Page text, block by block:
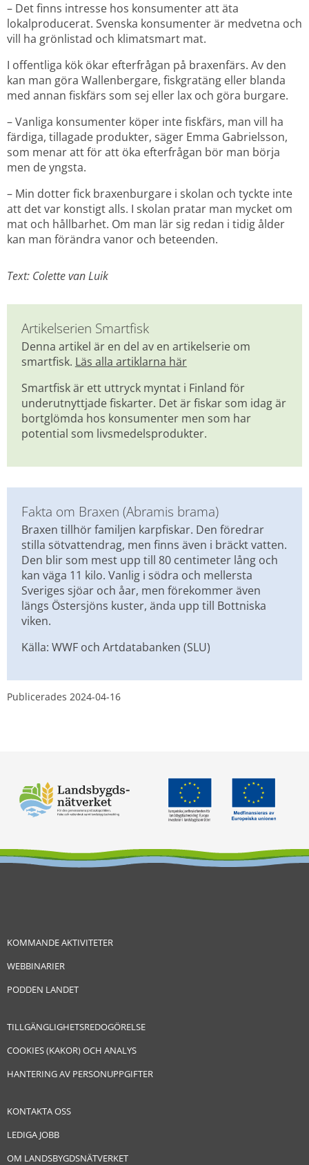
– Det finns intresse hos konsumenter att äta
lokalproducerat. Svenska konsumenter är medvetna och
vill ha grönlistad och klimatsmart mat.
I offentliga kök ökar efterfrågan på braxenfärs. Av den
kan man göra Wallenbergare, fiskgratäng eller blanda
med annan fiskfärs som sej eller lax och göra burgare.
– Vanliga konsumenter köper inte fiskfärs, man vill ha
färdiga, tillagade produkter, säger Emma Gabrielsson,
som menar att för att öka efterfrågan bör man börja
men de yngsta.
– Min dotter fick braxenburgare i skolan och tyckte inte
att det var konstigt alls. I skolan pratar man mycket om
mat och hållbarhet. Om man lär sig redan i tidig ålder
kan man förändra vanor och beteenden.
Text: Colette van Luik
Artikelserien Smartfisk
Denna artikel är en del av en artikelserie om
smartfisk. Läs alla artiklarna här
Smartfisk är ett uttryck myntat i Finland för
underutnyttjade fiskarter. Det är fiskar som idag är
bortglömda hos konsumenter men som har
potential som livsmedelsprodukter.
Fakta om Braxen (Abramis brama)
Braxen tillhör familjen karpfiskar. Den föredrar
stilla sötvattendrag, men finns även i bräckt vatten.
Den blir som mest upp till 80 centimeter lång och
kan väga 11 kilo. Vanlig i södra och mellersta
Sveriges sjöar och åar, men förekommer även
längs Östersjöns kuster, ända upp till Bottniska
viken.
Källa: WWF och Artdatabanken (SLU)
Publicerades 2024-04-16
KOMMANDE AKTIVITETER
WEBBINARIER
PODDEN LANDET
TILLGÄNGLIGHETSREDOGÖRELSE
COOKIES (KAKOR) OCH ANALYS
HANTERING AV PERSONUPPGIFTER
KONTAKTA OSS
LEDIGA JOBB
OM LANDSBYGDSNÄTVERKET